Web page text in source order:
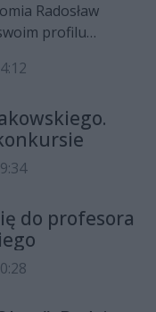
Radosław
profilu
Na
miasto konkurs
autorów z całego
do profesora